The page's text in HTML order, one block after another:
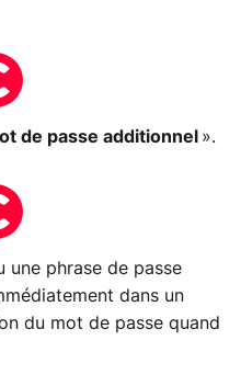
de passe additionnel ».
une phrase de passe
dans un
du mot de passe quand